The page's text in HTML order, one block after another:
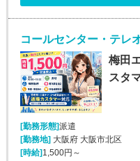
梅田
スタ
[勤務形態]派遣
[勤務地]大阪府 大阪市北区
[時給]1,500円～